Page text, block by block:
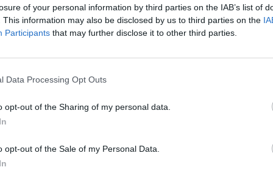
of your personal information by third parties on the IAB’s list of
This information may also be disclosed by us to third parties on the
Participants that may further disclose it to other third parties.
Data Processing Opt Outs
opt-out of the Sharing of my personal data.
opt-out of the Sale of my Personal Data.
épüljön a magyar külpolitikai stratégia? | 2. rész
összeurópai érdekek képviseletében, de kimondottan az
viszonyokhoz járult hozzá.